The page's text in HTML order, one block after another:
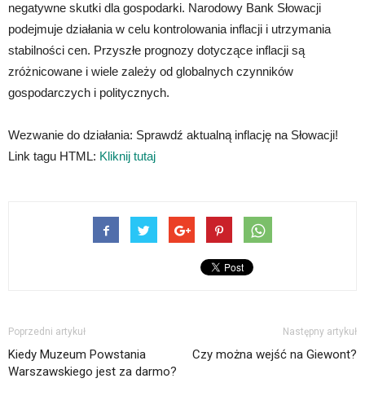
negatywne skutki dla gospodarki. Narodowy Bank Słowacji
podejmuje działania w celu kontrolowania inflacji i utrzymania
stabilności cen. Przyszłe prognozy dotyczące inflacji są
zróżnicowane i wiele zależy od globalnych czynników
gospodarczych i politycznych.
Wezwanie do działania: Sprawdź aktualną inflację na Słowacji!
Link tagu HTML: Kliknij tutaj
Poprzedni artykuł
Kiedy Muzeum Powstania
Warszawskiego jest za darmo?
Następny artykuł
Czy można wejść na Giewont?